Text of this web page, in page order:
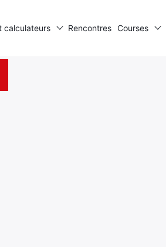
calculateurs Rencontres Courses